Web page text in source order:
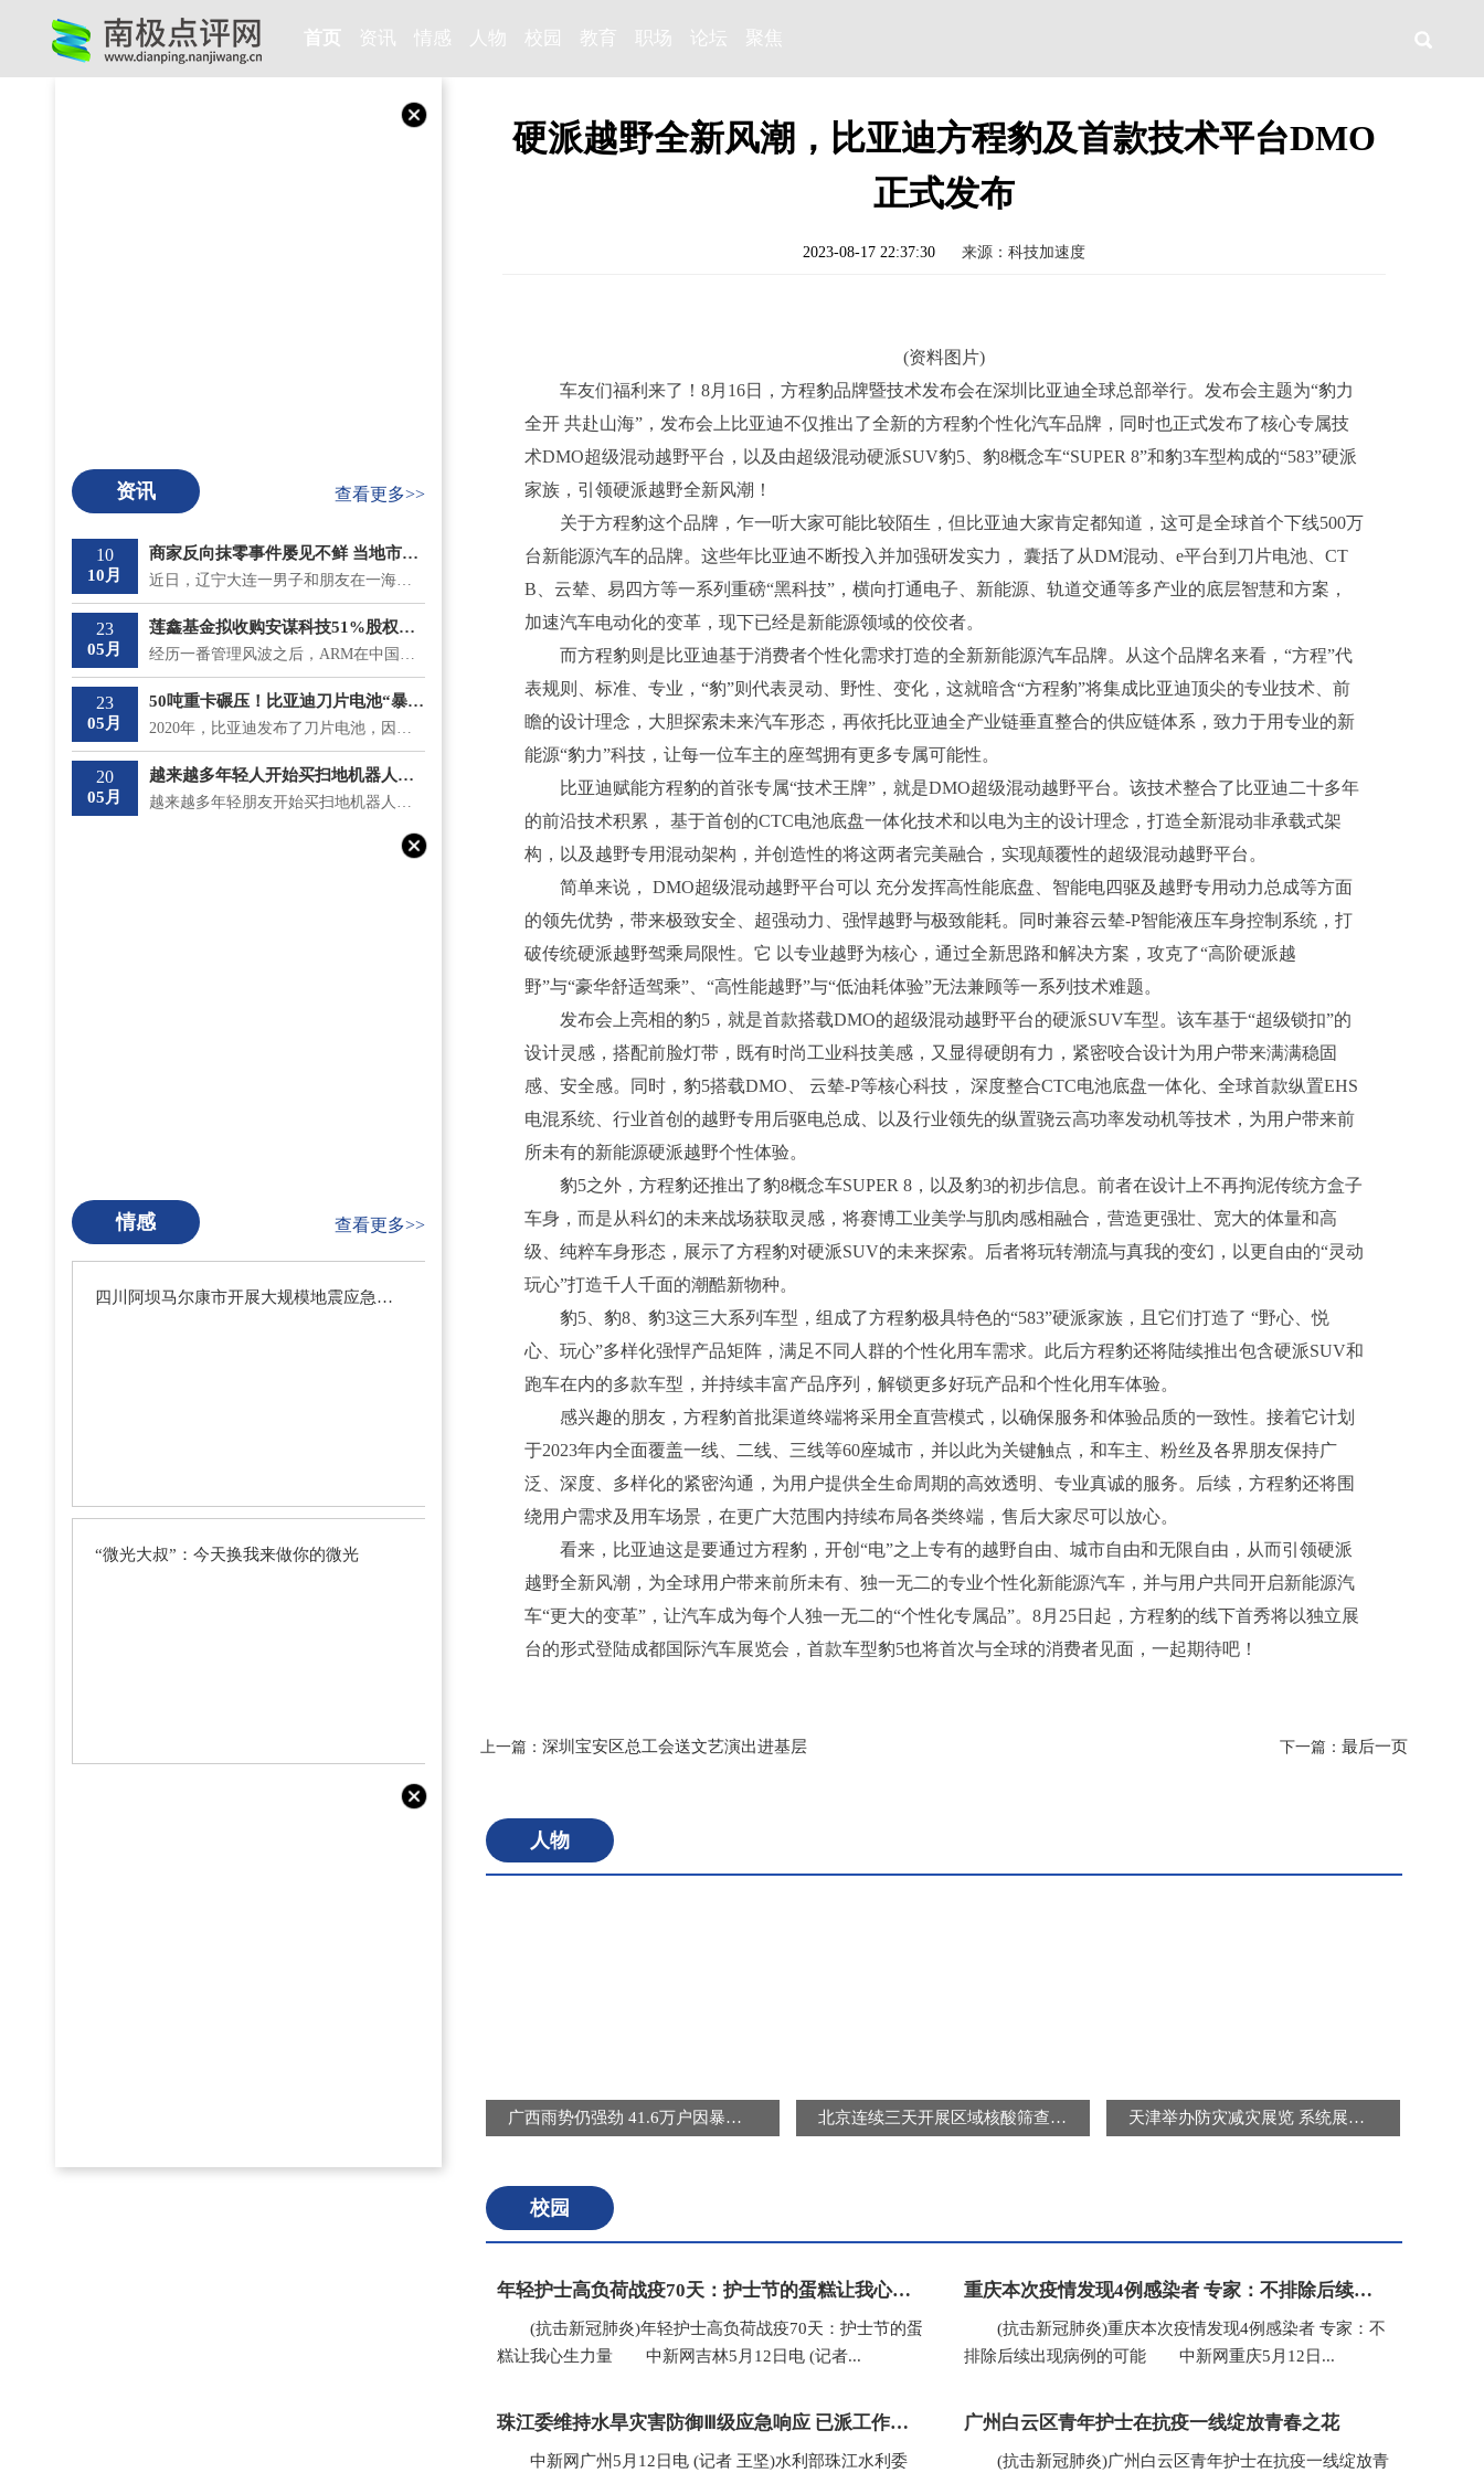
首页 资讯 情感 人物 校园 教育 职场 论坛 聚焦
资讯 查看更多>>
10
10月
商家反向抹零事件屡见不鲜 当地市监局最新回应将“零容忍”态度打击
近日，辽宁大连一男子和朋友在一海鲜大排档吃饭，总共消费了930 9元，收款时却被反向抹零收取了931元。...
23
05月
莲鑫基金拟收购安谋科技51%股权？安鑫集团回应
经历一番管理风波之后，ARM在中国的分支安谋中国逐渐安稳下来，但是5月18日，神秘冒出的莲鑫集团公告称...
23
05月
50吨重卡碾压！比亚迪刀片电池“暴力”性能“测试”成功
2020年，比亚迪发布了刀片电池，因其成功通过了国内最严苛的针刺测试不起火，一时间名声大噪;而且在安全...
20
05月
越来越多年轻人开始买扫地机器人了 涨价和买贵意味着什么？
越来越多年轻朋友开始买扫地机器人了，不仅如此，他们还专挑贵的买。在《一点财经》的调研中，有不少90...
情感 查看更多>>
四川阿坝马尔康市开展大规模地震应急疏散演练暨地震预警系统测试
“微光大叔”：今天换我来做你的微光
硬派越野全新风潮，比亚迪方程豹及首款技术平台DMO
正式发布
2023-08-17 22:37:30 来源：科技加速度
(资料图片)
车友们福利来了！8月16日，方程豹品牌暨技术发布会在深圳比亚迪全球总部举行。发布会主题为“豹力
全开 共赴山海”，发布会上比亚迪不仅推出了全新的方程豹个性化汽车品牌，同时也正式发布了核心专属技
术DMO超级混动越野平台，以及由超级混动硬派SUV豹5、豹8概念车“SUPER 8”和豹3车型构成的“583”硬派
家族，引领硬派越野全新风潮！
关于方程豹这个品牌，乍一听大家可能比较陌生，但比亚迪大家肯定都知道，这可是全球首个下线500万
台新能源汽车的品牌。这些年比亚迪不断投入并加强研发实力， 囊括了从DM混动、e平台到刀片电池、CT
B、云辇、易四方等一系列重磅“黑科技”，横向打通电子、新能源、轨道交通等多产业的底层智慧和方案，
加速汽车电动化的变革，现下已经是新能源领域的佼佼者。
而方程豹则是比亚迪基于消费者个性化需求打造的全新新能源汽车品牌。从这个品牌名来看，“方程”代
表规则、标准、专业，“豹”则代表灵动、野性、变化，这就暗含“方程豹”将集成比亚迪顶尖的专业技术、前
瞻的设计理念，大胆探索未来汽车形态，再依托比亚迪全产业链垂直整合的供应链体系，致力于用专业的新
能源“豹力”科技，让每一位车主的座驾拥有更多专属可能性。
比亚迪赋能方程豹的首张专属“技术王牌”，就是DMO超级混动越野平台。该技术整合了比亚迪二十多年
的前沿技术积累， 基于首创的CTC电池底盘一体化技术和以电为主的设计理念，打造全新混动非承载式架
构，以及越野专用混动架构，并创造性的将这两者完美融合，实现颠覆性的超级混动越野平台。
简单来说， DMO超级混动越野平台可以 充分发挥高性能底盘、智能电四驱及越野专用动力总成等方面
的领先优势，带来极致安全、超强动力、强悍越野与极致能耗。同时兼容云辇-P智能液压车身控制系统，打
破传统硬派越野驾乘局限性。它 以专业越野为核心，通过全新思路和解决方案，攻克了“高阶硬派越
野”与“豪华舒适驾乘”、“高性能越野”与“低油耗体验”无法兼顾等一系列技术难题。
发布会上亮相的豹5，就是首款搭载DMO的超级混动越野平台的硬派SUV车型。该车基于“超级锁扣”的
设计灵感，搭配前脸灯带，既有时尚工业科技美感，又显得硬朗有力，紧密咬合设计为用户带来满满稳固
感、安全感。同时，豹5搭载DMO、 云辇-P等核心科技， 深度整合CTC电池底盘一体化、全球首款纵置EHS
电混系统、行业首创的越野专用后驱电总成、以及行业领先的纵置骁云高功率发动机等技术，为用户带来前
所未有的新能源硬派越野个性体验。
豹5之外，方程豹还推出了豹8概念车SUPER 8，以及豹3的初步信息。前者在设计上不再拘泥传统方盒子
车身，而是从科幻的未来战场获取灵感，将赛博工业美学与肌肉感相融合，营造更强壮、宽大的体量和高
级、纯粹车身形态，展示了方程豹对硬派SUV的未来探索。后者将玩转潮流与真我的变幻，以更自由的“灵动
玩心”打造千人千面的潮酷新物种。
豹5、豹8、豹3这三大系列车型，组成了方程豹极具特色的“583”硬派家族，且它们打造了 “野心、悦
心、玩心”多样化强悍产品矩阵，满足不同人群的个性化用车需求。此后方程豹还将陆续推出包含硬派SUV和
跑车在内的多款车型，并持续丰富产品序列，解锁更多好玩产品和个性化用车体验。
感兴趣的朋友，方程豹首批渠道终端将采用全直营模式，以确保服务和体验品质的一致性。接着它计划
于2023年内全面覆盖一线、二线、三线等60座城市，并以此为关键触点，和车主、粉丝及各界朋友保持广
泛、深度、多样化的紧密沟通，为用户提供全生命周期的高效透明、专业真诚的服务。后续，方程豹还将围
绕用户需求及用车场景，在更广大范围内持续布局各类终端，售后大家尽可以放心。
看来，比亚迪这是要通过方程豹，开创“电”之上专有的越野自由、城市自由和无限自由，从而引领硬派
越野全新风潮，为全球用户带来前所未有、独一无二的专业个性化新能源汽车，并与用户共同开启新能源汽
车“更大的变革”，让汽车成为每个人独一无二的“个性化专属品”。8月25日起，方程豹的线下首秀将以独立展
台的形式登陆成都国际汽车展览会，首款车型豹5也将首次与全球的消费者见面，一起期待吧！
上一篇： 深圳宝安区总工会送文艺演出进基层 下一篇： 最后一页
人物
广西雨势仍强劲 41.6万户因暴雨受灾用户恢复供电 北京连续三天开展区域核酸筛查 “封城”“静默”是谣言 天津举办防灾减灾展览 系统展示防灾减灾知识及避灾自救技能
校园
年轻护士高负荷战疫70天：护士节的蛋糕让我心生力量
(抗击新冠肺炎)年轻护士高负荷战疫70天：护士节的蛋
糕让我心生力量 中新网吉林5月12日电 (记者...
重庆本次疫情发现4例感染者 专家：不排除后续出现病例的可能
(抗击新冠肺炎)重庆本次疫情发现4例感染者 专家：不
排除后续出现病例的可能 中新网重庆5月12日...
珠江委维持水旱灾害防御Ⅲ级应急响应 已派工作组赴粤桂闽等地
中新网广州5月12日电 (记者 王坚)水利部珠江水利委
广州白云区青年护士在抗疫一线绽放青春之花
(抗击新冠肺炎)广州白云区青年护士在抗疫一线绽放青